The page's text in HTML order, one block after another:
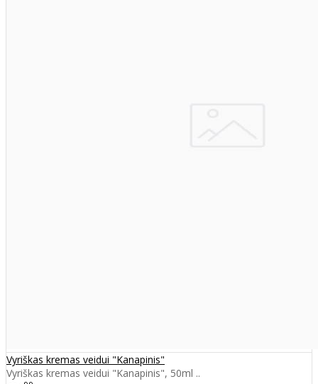
Vyriškas kremas veidui "Kanapinis"
Vyriškas kremas veidui "Kanapinis", 50ml ..